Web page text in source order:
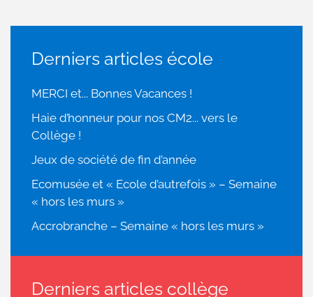
Derniers articles école
MERCI et... Bonnes Vacances !
Haie d’honneur pour nos CM2... vers le
Collège !
Jeux de société de fin d’année
Ecomusée et « Ecole d’autrefois » – Semaine
« hors les murs »
Accrobranche – Semaine « hors les murs »
Derniers articles collège